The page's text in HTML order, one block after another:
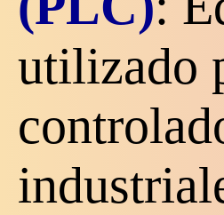
utilizado